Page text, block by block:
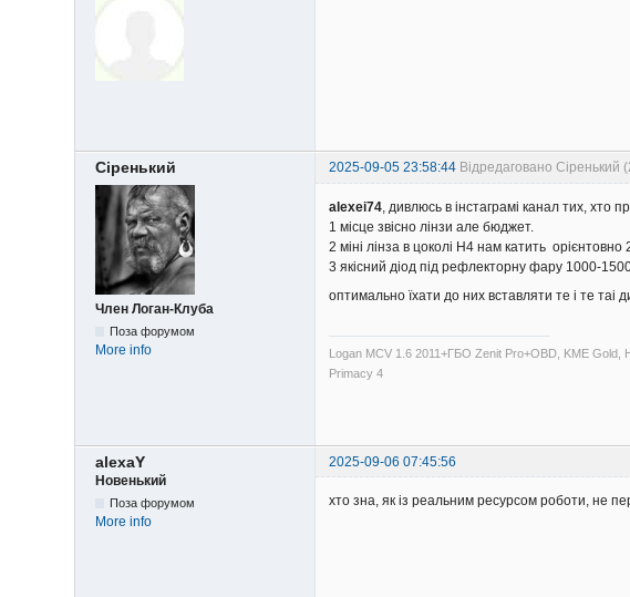
Сіренький 2025-09-05 23:58:44 Відредаговано
Член Логан-Клуба
Поза форумом
More info
alexei74 , дивлюсь в інстаграмі канал тих, хто
1 місце звісно лінзи але бюджет.
2 міні лінза в цоколі Н4 нам катить орієнтовно
3 якісний діод під рефлекторну фару 1000-
оптимально їхати до них вставляти те і те
Logan MCV 1.6 2011+ГБО Zenit Pro+OBD, KME Gold,
Primacy 4
alexaY
2025-09-06 07:45:56
Новенький
Поза форумом
More info
хто зна, як із реальним ресурсом роботи, не